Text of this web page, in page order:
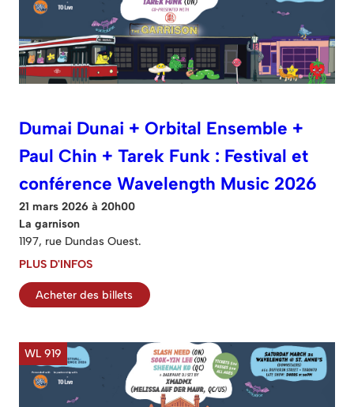
Dumai Dunai + Orbital Ensemble +
Paul Chin + Tarek Funk : Festival et
conférence Wavelength Music 2026
21 mars 2026 à 20h00
La garnison
1197, rue Dundas Ouest.
PLUS D'INFOS
Acheter des billets
WL 919